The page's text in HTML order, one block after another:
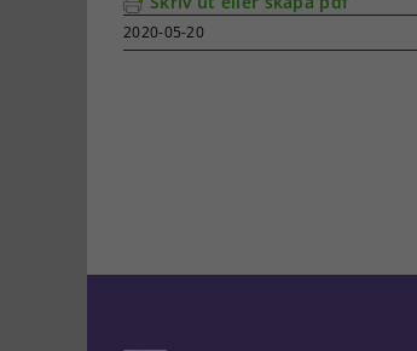
2020-05-20